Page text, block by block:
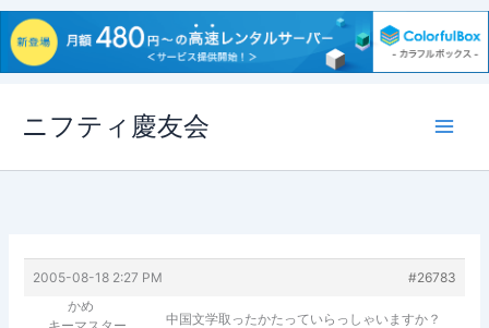
ス
ニフティ慶友会
2005-08-18 2:27 PM
#26783
かめ
中国文学取ったかたっていらっしゃいますか？